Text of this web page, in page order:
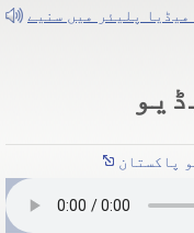
میڈیا پلیئر میں سنیے
پاکستان